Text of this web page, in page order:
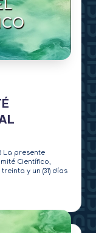
La presente
Científico,
y un (31) días